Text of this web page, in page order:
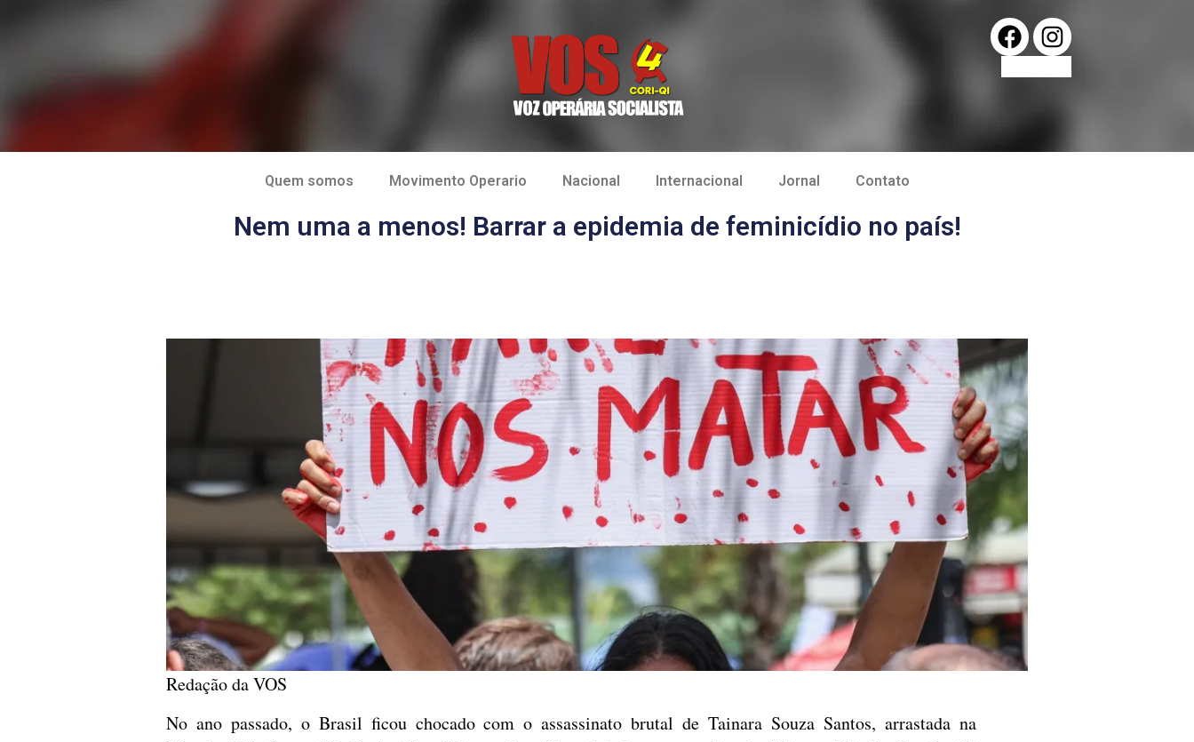
Quem somos Movimento Operario Nacional Internacional Jornal Contato
Nem uma a menos! Barrar a epidemia de feminicídio no país!
Redação da VOS
No ano passado, o Brasil ficou chocado com o assassinato brutal de Tainara Souza Santos, arrastada na